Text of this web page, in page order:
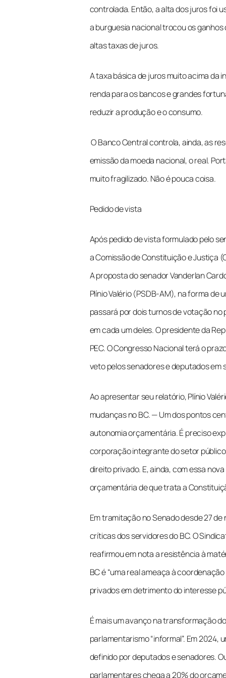
controlada. Então, a alta dos juros foi
a burguesia nacional trocou os
altas taxas de juros.
A taxa básica de juros muito acima da
renda para os bancos e grandes
reduzir a produção e o consumo.
O Banco Central controla, ainda, as
emissão da moeda nacional, o real.
muito fragilizado. Não é pouca coisa.
Pedido de vista
Após pedido de vista formulado pelo
a Comissão de Constituição e Justiça
A proposta do senador Vanderlan
Plínio Valério (PSDB-AM), na forma
passará por dois turnos de votação
em cada um deles. O presidente da
PEC. O Congresso Nacional terá o
veto pelos senadores e deputados em
Ao apresentar seu relatório, Plínio
mudanças no BC. — Um dos pontos
autonomia orçamentária. É preciso
corporação integrante do setor
direito privado. E, ainda, com essa
orçamentária de que trata a
Em tramitação no Senado desde 27
críticas dos servidores do BC. O
reafirmou em nota a resistência à
BC é “uma real ameaça à
privados em detrimento do interesse
É mais um avanço na transformação
parlamentarismo “informal”. Em
definido por deputados e senadores.
parlamentares chega a 20% do